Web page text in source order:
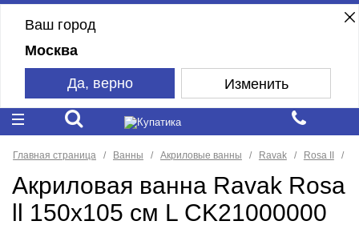
Ваш город
Москва
Да, верно Изменить
Главная страница Ванны Акриловые ванны Ravak Rosa II
Акриловая ванна Ravak Rosa
ll 150x105 см L CK21000000